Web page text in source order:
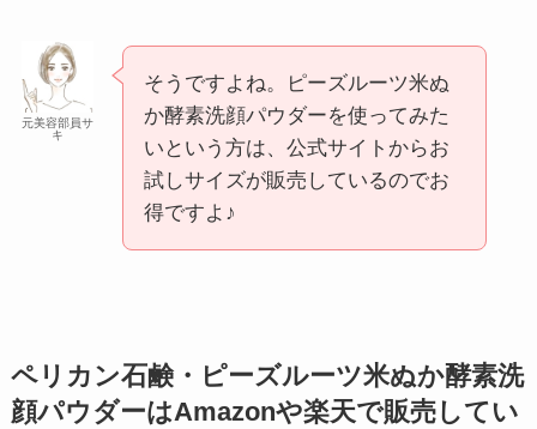
元美容部員サ
キ
そうですよね。ピーズルーツ米ぬ
か酵素洗顔パウダーを使ってみた
いという方は、公式サイトからお
試しサイズが販売しているのでお
得ですよ♪
ペリカン石鹸・ピーズルーツ米ぬか酵素洗
顔パウダーはAmazonや楽天で販売してい